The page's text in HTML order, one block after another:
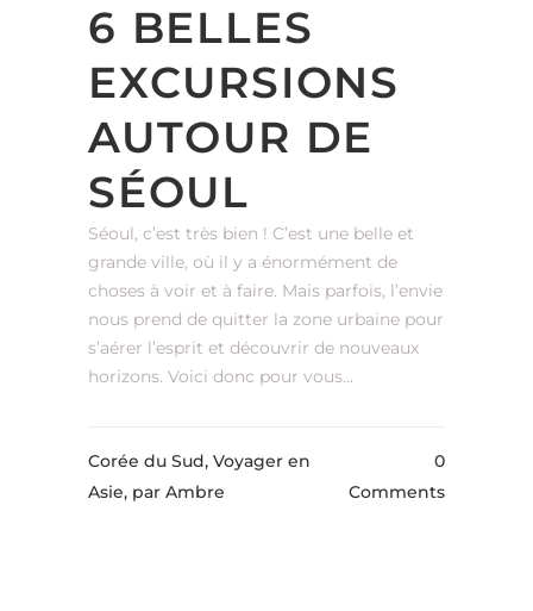
6 BELLES
EXCURSIONS
AUTOUR DE
SÉOUL
Séoul, c’est très bien ! C’est une belle et
grande ville, où il y a énormément de
choses à voir et à faire. Mais parfois, l’envie
nous prend de quitter la zone urbaine pour
s’aérer l’esprit et découvrir de nouveaux
horizons. Voici donc pour vous...
Corée du Sud, Voyager en
Asie, par Ambre
0
Comments